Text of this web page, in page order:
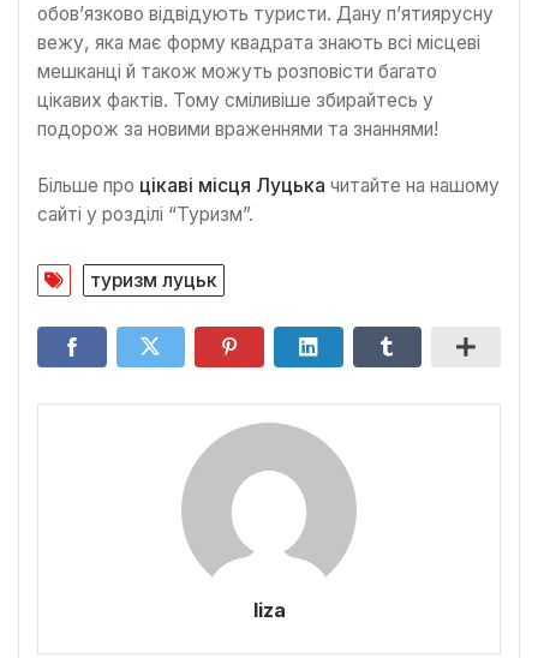
обов’язково відвідують туристи. Дану п’ятиярусну
вежу, яка має форму квадрата знають всі місцеві
мешканці й також можуть розповісти багато
цікавих фактів. Тому сміливіше збирайтесь у
подорож за новими враженнями та знаннями!
Більше про цікаві місця Луцька читайте на нашому
сайті у розділі “Туризм”.
туризм луцьк
liza